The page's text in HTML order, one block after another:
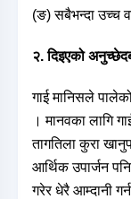
(ङ) सबैभन्दा उच्च
२. दिइएको
गाई मानिसले
। मानवका लागि
तागतिला कुरा
आर्थिक उपार्जन
गरेर धेरै आम्दानी